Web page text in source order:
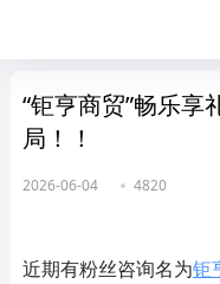
“钜亨商贸”畅乐享
局！！
2026-06-04 4820
近期有粉丝咨询名为钜